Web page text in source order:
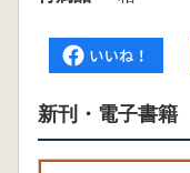
新刊・電子書籍